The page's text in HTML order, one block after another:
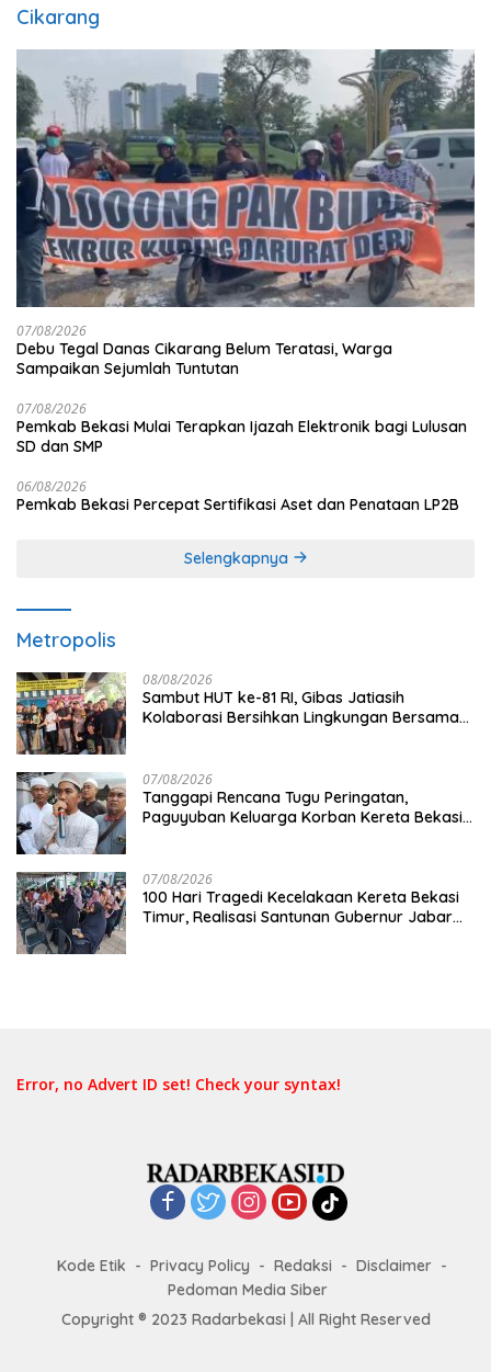
Cikarang
07/08/2026
Debu Tegal Danas Cikarang Belum Teratasi, Warga
Sampaikan Sejumlah Tuntutan
07/08/2026
Pemkab Bekasi Mulai Terapkan Ijazah Elektronik bagi Lulusan
SD dan SMP
06/08/2026
Pemkab Bekasi Percepat Sertifikasi Aset dan Penataan LP2B
Selengkapnya
Metropolis
08/08/2026
Sambut HUT ke-81 RI, Gibas Jatiasih
Kolaborasi Bersihkan Lingkungan Bersama
07/08/2026
Tanggapi Rencana Tugu Peringatan,
Paguyuban Keluarga Korban Kereta Bekasi
07/08/2026
100 Hari Tragedi Kecelakaan Kereta Bekasi
Timur, Realisasi Santunan Gubernur Jabar
Error, no Advert ID set! Check your syntax!
Kode Etik Privacy Policy Redaksi
Disclaimer
Pedoman Media Siber
Copyright ® 2023 Radarbekasi | All Right Reserved